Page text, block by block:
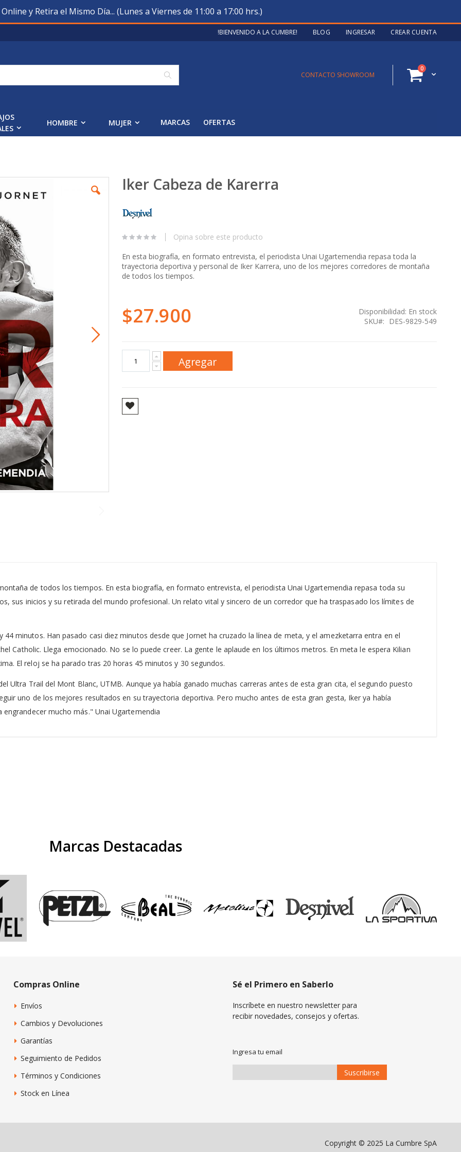
y Retira el Mismo Día... (Lunes a Viernes de 11:00 a 17:00 hrs.)
!BIENVENIDO A LA CUMBRE! BLOG INGRESAR CREAR CUENTA
Cart
0artículos
CONTACTO SHOWROOM
HOMBRE MUJER MARCAS OFERTAS
Iker Cabeza de Karerra
Opina sobre este producto
En esta biografía, en formato entrevista, el periodista Unai Ugartemendia repasa toda la
trayectoria deportiva y personal de Iker Karrera, uno de los mejores corredores de montaña
de todos los tiempos.
$27.900 Disponibilidad: En stock
SKU
DES-9829-549
Agregar
de todos los tiempos. En esta biografía, en formato entrevista, el periodista Unai Ugartemendia repasa toda su
sus inicios y su retirada del mundo profesional. Un relato vital y sincero de un corredor que ha traspasado los límites de
minutos. Han pasado casi diez minutos desde que Jornet ha cruzado la línea de meta, y el amezketarra entra en el
Catholic. Llega emocionado. No se lo puede creer. La gente le aplaude en los últimos metros. En meta le espera Kilian
El reloj se ha parado tras 20 horas 45 minutos y 30 segundos.
Ultra Trail del Mont Blanc, UTMB. Aunque ya había ganado muchas carreras antes de esta gran cita, el segundo puesto
uno de los mejores resultados en su trayectoria deportiva. Pero mucho antes de esta gran gesta, Iker ya había
mucho más." Unai Ugartemendia
Marcas Destacadas
Compras Online
Envíos
Cambios y Devoluciones
Garantías
Seguimiento de Pedidos
Términos y Condiciones
Stock en Línea
Sé el Primero en Saberlo
Inscríbete en nuestro newsletter para
recibir novedades, consejos y ofertas.
Ingresa tu email
Envío:
Suscribirse
Copyright © 2025 La Cumbre SpA